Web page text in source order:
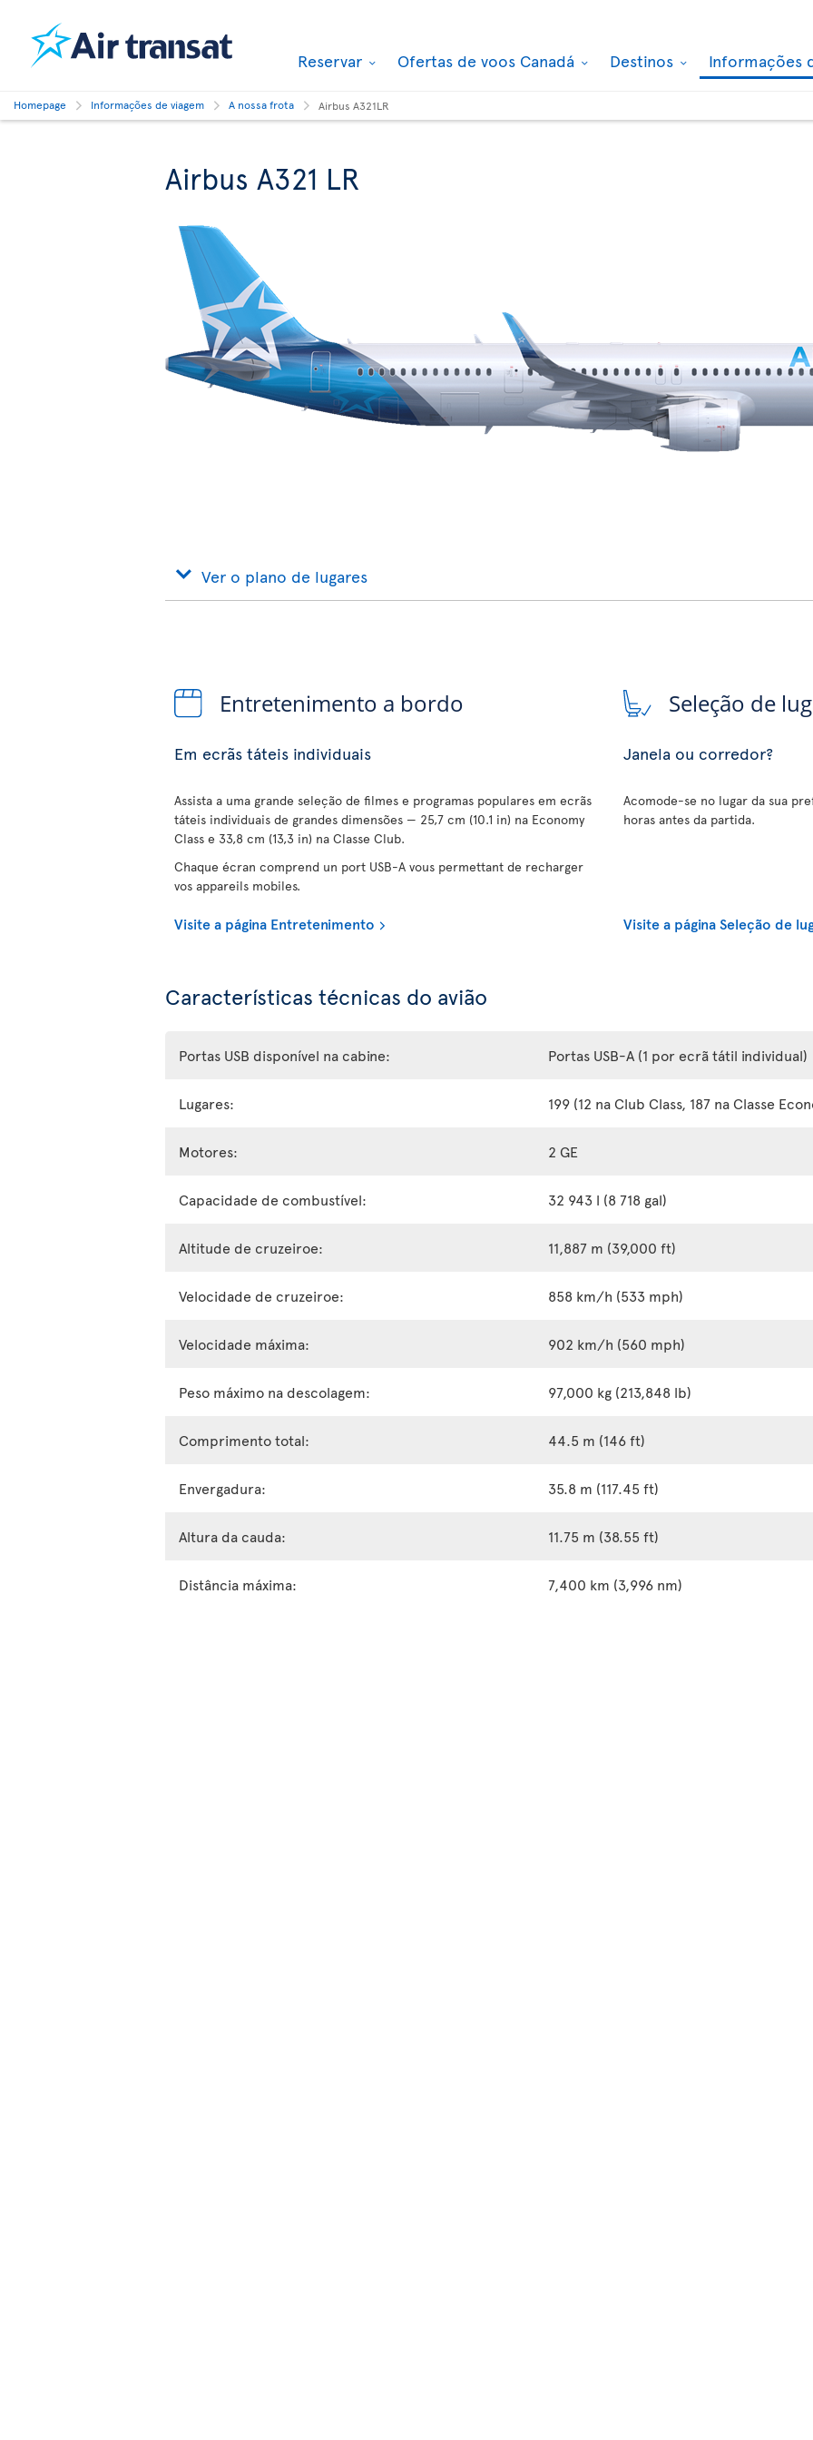
Reservar Ofertas de voos Canadá Destinos Informações
Homepage Informações de viagem A nossa frota Airbus A321LR
Airbus A321 LR
Ver o plano de lugares
Entretenimento a bordo
Em ecrãs táteis individuais
Assista a uma grande seleção de filmes e programas populares em ecrãs
táteis individuais de grandes dimensões — 25,7 cm (10.1 in) na Economy
Class e 33,8 cm (13,3 in) na Classe Club.
Chaque écran comprend un port USB-A vous permettant de recharger
vos appareils mobiles.
Visite a página Entretenimento
Seleção de
Janela ou corredor?
Acomode-se no lugar da sua
horas antes da partida.
Visite a página Seleção de
Características técnicas do avião
Portas USB disponível na cabine: Portas USB-A (1 por ecrã tátil individual)
Lugares: 199 (12 na Club Class, 187 na Classe
Motores: 2 GE
Capacidade de combustível: 32 943 l (8 718 gal)
Altitude de cruzeiroe: 11,887 m (39,000 ft)
Velocidade de cruzeiroe: 858 km/h (533 mph)
Velocidade máxima: 902 km/h (560 mph)
Peso máximo na descolagem: 97,000 kg (213,848 lb)
Comprimento total: 44.5 m (146 ft)
Envergadura: 35.8 m (117.45 ft)
Altura da cauda: 11.75 m (38.55 ft)
Distância máxima: 7,400 km (3,996 nm)